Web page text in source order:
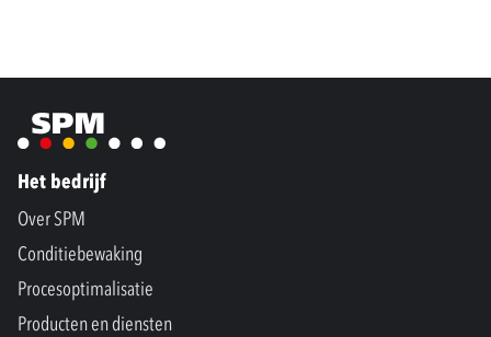
Het bedrijf
Over SPM
Conditiebewaking
Procesoptimalisatie
Producten en diensten